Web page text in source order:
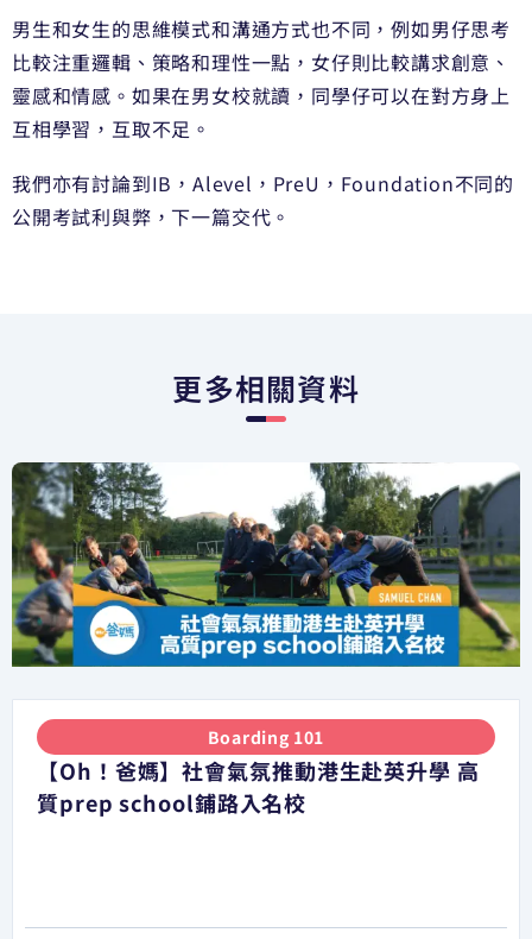
男生和女生的思維模式和溝通方式也不同，例如男仔思考
比較注重邏輯、策略和理性一點，女仔則比較講求創意、
靈感和情感。如果在男女校就讀，同學仔可以在對方身上
互相學習，互取不足。
我們亦有討論到IB，Alevel，PreU，Foundation不同的
公開考試利與弊，下一篇交代。
更多相關資料
Boarding 101
【Oh！爸媽】社會氣氛推動港生赴英升學 高
質prep school鋪路入名校